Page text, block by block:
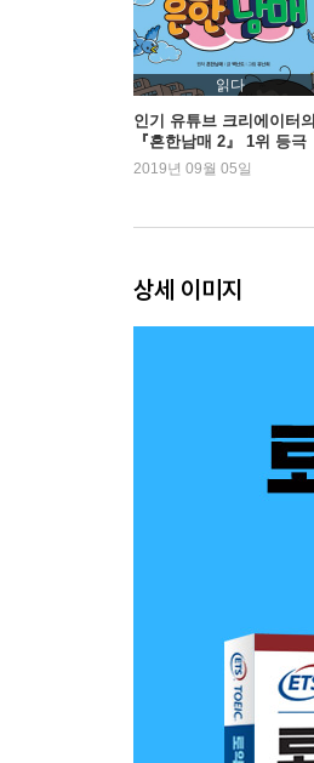
Test 1 정답 및 해설
Test 2 정답 및 해설
Test 3 정답 및 해설
Test 4 정답 및 해설
Test 5 정답 및 해설
Test 6 정답 및 해설
Test 10 정답 및 해설
읽다
인기 유튜브 크리에이터의
『흔한남매 2』 1위 등극
2019년 09월 05일
상세 이미지